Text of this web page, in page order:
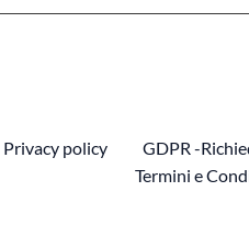
Privacy policy
GDPR -
Termini e